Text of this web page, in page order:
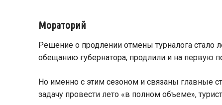
Мораторий
Решение о продлении отмены турналога стало
обещанию губернатора, продлили и на первую
Но именно с этим сезоном и связаны главные
задачу провести лето «в полном объеме»,